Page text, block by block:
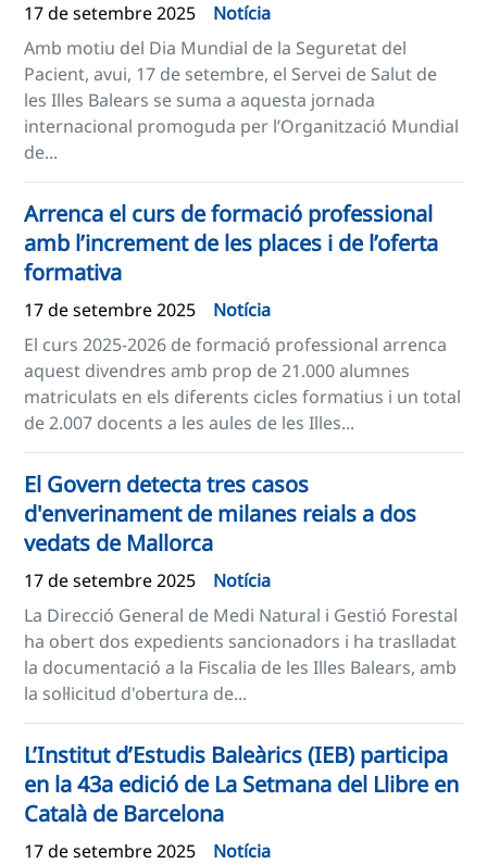
17 de setembre 2025
Notícia
Amb motiu del Dia Mundial de la Seguretat del
Pacient, avui, 17 de setembre, el Servei de Salut de
les Illes Balears se suma a aquesta jornada
internacional promoguda per l’Organització Mundial
de...
Arrenca el curs de formació professional
amb l’increment de les places i de l’oferta
formativa
17 de setembre 2025
Notícia
El curs 2025-2026 de formació professional arrenca
aquest divendres amb prop de 21.000 alumnes
matriculats en els diferents cicles formatius i un total
de 2.007 docents a les aules de les Illes...
El Govern detecta tres casos
d'enverinament de milanes reials a dos
vedats de Mallorca
17 de setembre 2025
Notícia
La Direcció General de Medi Natural i Gestió Forestal
ha obert dos expedients sancionadors i ha traslladat
la documentació a la Fiscalia de les Illes Balears, amb
la sol·licitud d'obertura de...
L’Institut d’Estudis Baleàrics (IEB) participa
en la 43a edició de La Setmana del Llibre en
Català de Barcelona
17 de setembre 2025
Notícia